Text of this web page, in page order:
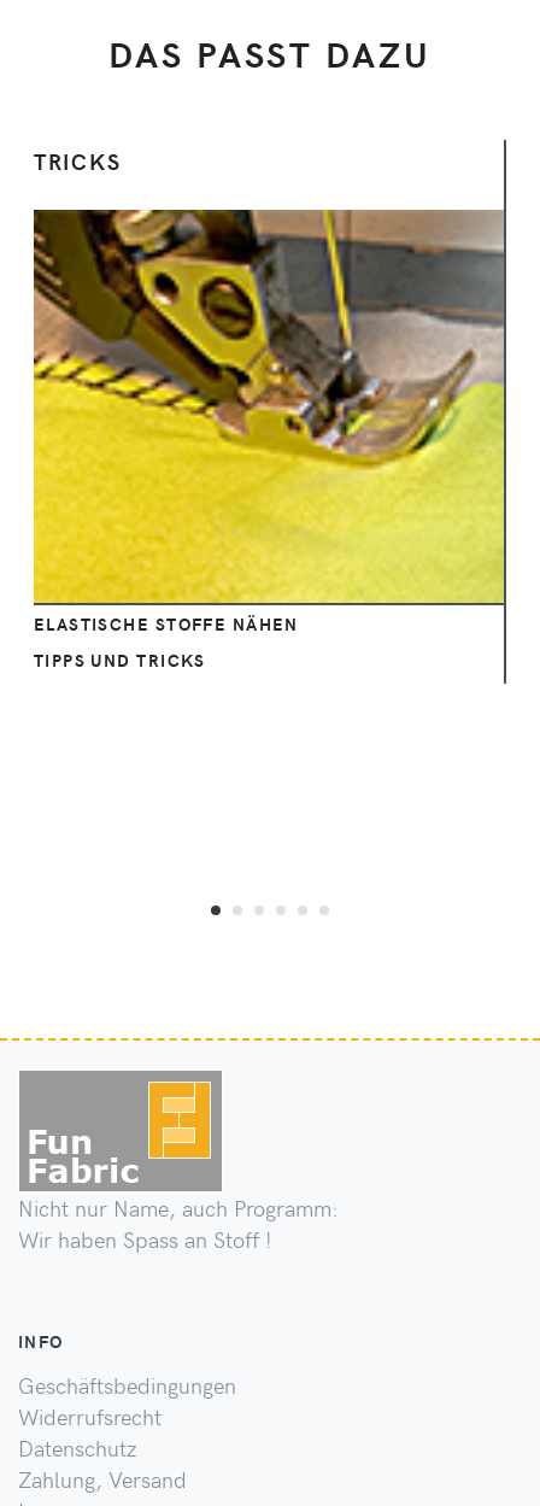
DAS PASST DAZU
TRICKS
Ansehen
ELASTISCHE STOFFE NÄHEN
TIPPS UND TRICKS
Nicht nur Name, auch Programm:
Wir haben Spass an Stoff !
INFO
Geschäftsbedingungen
Widerrufsrecht
Datenschutz
Zahlung, Versand